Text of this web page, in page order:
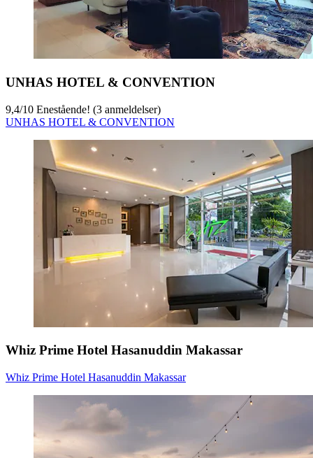
UNHAS HOTEL & CONVENTION
9,4/10 Enestående! (3 anmeldelser)
UNHAS HOTEL & CONVENTION
Whiz Prime Hotel Hasanuddin Makassar
Whiz Prime Hotel Hasanuddin Makassar